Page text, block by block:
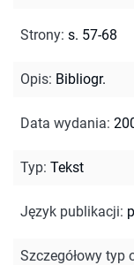
Strony: s. 57-68
Opis: Bibliogr.
Data wydania:
Typ: Tekst
Język publikacji:
Szczegółowy typ